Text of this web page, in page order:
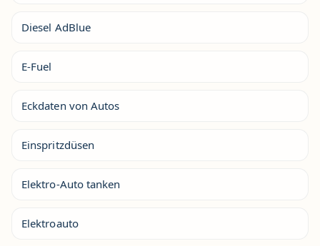
Diesel AdBlue
E-Fuel
Eckdaten von Autos
Einspritzdüsen
Elektro-Auto tanken
Elektroauto